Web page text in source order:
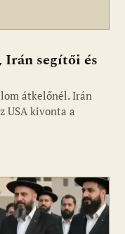
segítői és
átkelőnél. Irán
USA kivonta a